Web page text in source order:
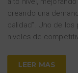
creando una
calidad”. Uno de
niveles de
LEER MAS